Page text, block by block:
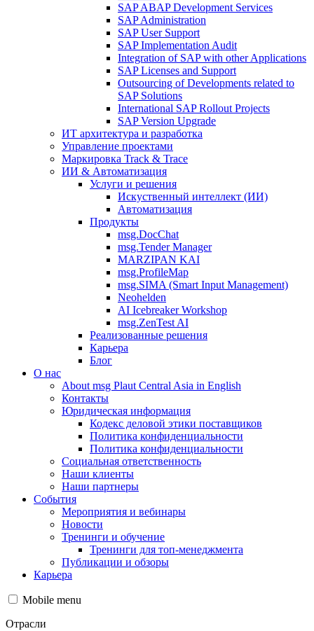
SAP ABAP Development Services
SAP Administration
SAP User Support
SAP Implementation Audit
Integration of SAP with other Applications
SAP Licenses and Support
Outsourcing of Developments related to
SAP Solutions
International SAP Rollout Projects
SAP Version Upgrade
ИТ архитектура и разработка
Управление проектами
Маркировка Track & Trace
ИИ & Автоматизация
Услуги и решения
Искуственный интеллект (ИИ)
Автоматизация
Продукты
msg.DocChat
msg.Tender Manager
MARZIPAN KAI
msg.ProfileMap
msg.SIMA (Smart Input Management)
Neohelden
AI Icebreaker Workshop
msg.ZenTest AI
Реализованные решения
Карьера
Блог
О нас
About msg Plaut Central Asia in English
Контакты
Юридическая информация
Кодекс деловой этики поставщиков
Политика конфиденциальности
Политика конфиденциальности
Социальная ответственность
Наши клиенты
Наши партнеры
События
Мероприятия и вебинары
Новости
Тренинги и обучение
Тренинги для топ-менеджмента
Публикации и обзоры
Карьера
Mobile menu
Отрасли